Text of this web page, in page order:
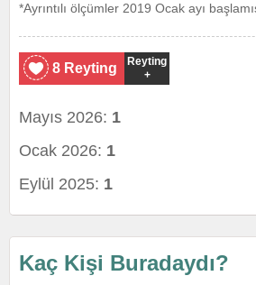
*Ayrıntılı ölçümler 2019 Ocak ayı
8 Reyting
Reyting
+
Mayıs 2026: 1
Ocak 2026: 1
Eylül 2025: 1
Kaç Kişi Buradaydı?